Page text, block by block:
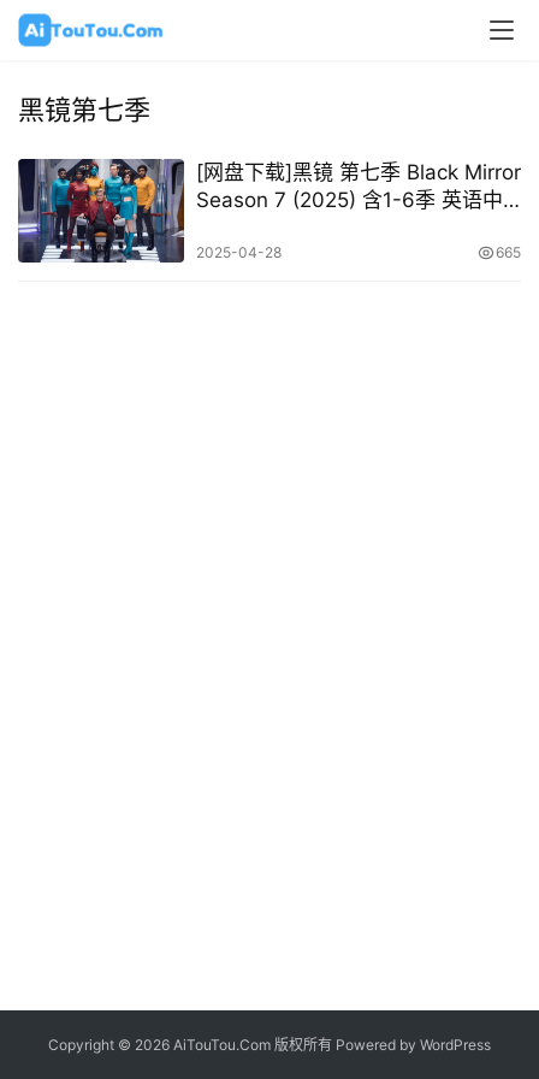
黑镜第七季
[网盘下载]黑镜 第七季 Black Mirror
Season 7 (2025) 含1-6季 英语中
2025-04-28 665
Copyright © 2026 AiTouTou.Com 版权所有 Powered by WordPress